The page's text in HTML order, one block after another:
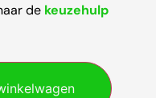
de keuzehulp